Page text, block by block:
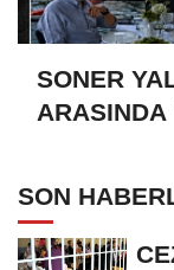
SONER
SON